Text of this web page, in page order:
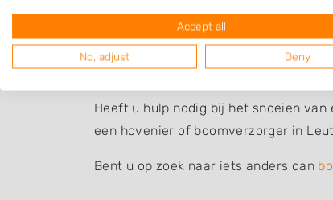
werkzaamheden van
voor het aanplanten van bomen,
Heeft u hulp nodig bij het snoeien
een hovenier of boomverzorger in
Bent u op zoek naar iets anders dan
Accept all
No, adjust Deny